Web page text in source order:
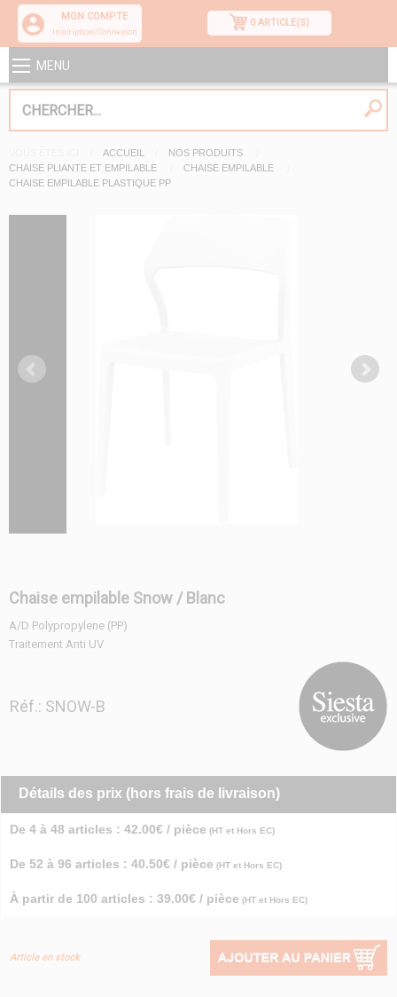
MON COMPTE
Inscription/Connexion
0 ARTICLE(S)
MENU
ACCUEIL
NOS PRODUITS
CHAISE PLIANTE ET EMPILABLE
CHAISE EMPILABLE
CHAISE EMPILABLE PLASTIQUE PP
Chaise empilable Snow / Blanc
A/D Polypropylene (PP)
Traitement Anti UV
Réf.: SNOW-B
Détails des prix (hors frais de livraison)
De 4 à 48 articles : 42.00€ / pièce (HT et Hors EC)
De 52 à 96 articles : 40.50€ / pièce (HT et Hors EC)
À partir de 100 articles : 39.00€ / pièce (HT et Hors EC)
Article en stock